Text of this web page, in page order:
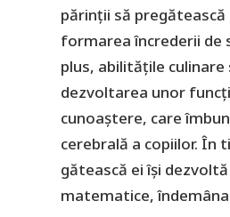
părinții să
formarea încrederii de
plus, abilitățile culinare
dezvoltarea unor
cunoaștere, care
cerebrală a copiilor. În
gătească ei își
matematice,